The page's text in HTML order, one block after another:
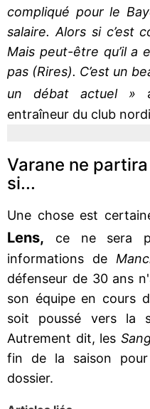
compliqué pour le
salaire. Alors si c’est
Mais peut-être qu’il a
pas (Rires). C’est un
un débat actuel »
entraîneur du club
Varane ne
si...
Une chose est
Lens, ce ne sera
informations de
défenseur de 30 ans
son équipe en cours
soit poussé vers la
Autrement dit, les
fin de la saison
dossier.